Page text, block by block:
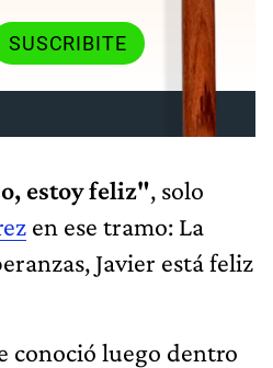
SUSCRIBITE
estoy feliz", solo
en ese tramo: La
Javier está feliz
conoció luego dentro